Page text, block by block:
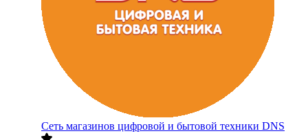
Сеть магазинов цифровой и бытовой техники DNS